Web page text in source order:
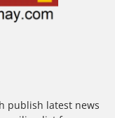
publish latest news